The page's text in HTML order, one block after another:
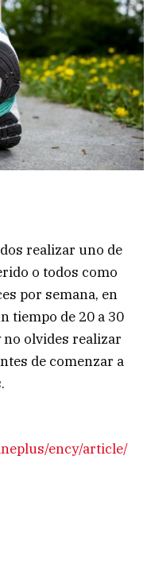
realizar uno de
o todos como
por semana, en
tiempo de 20 a 30
olvides realizar
de comenzar a
ency/article/